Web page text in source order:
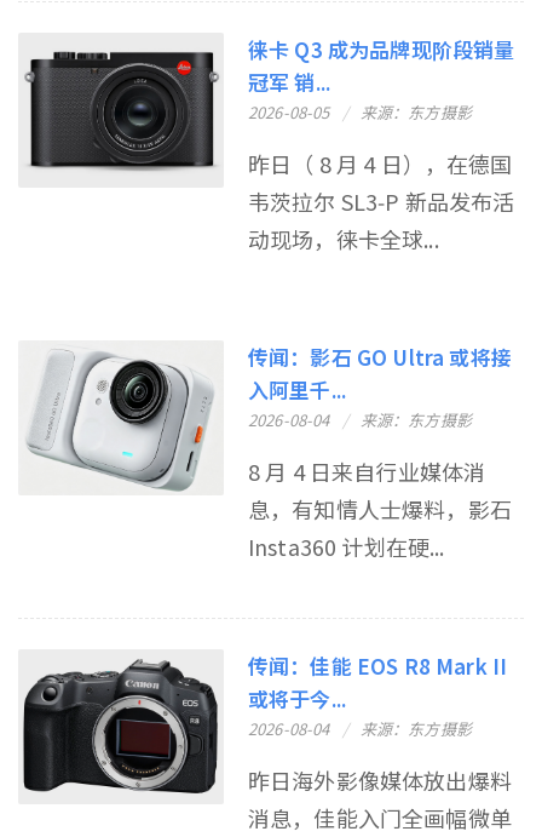
徕卡 Q3 成为品牌现阶段销量
冠军 销...
2026-08-05 来源：东方摄影
昨日（ 8 月 4 日），在德国
韦茨拉尔 SL3‑P 新品发布活
动现场，徕卡全球...
传闻：影石 GO Ultra 或将接
入阿里千...
2026-08-04 来源：东方摄影
8 月 4 日来自行业媒体消
息，有知情人士爆料，影石
Insta360 计划在硬...
传闻：佳能 EOS R8 Mark II
或将于今...
2026-08-04 来源：东方摄影
昨日海外影像媒体放出爆料
消息，佳能入门全画幅微单